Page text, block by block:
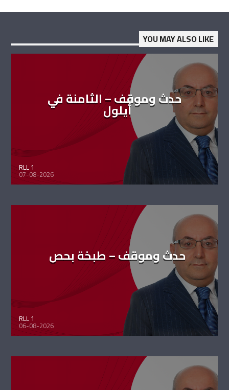
YOU MAY ALSO LIKE
حدث وموقف – الثامنة في
أيلول
RLL 1
07-08-2026
حدث وموقف – طبخة بحص
RLL 1
06-08-2026